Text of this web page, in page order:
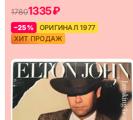
17801335 ₽
–25%
ОРИГИНАЛ 1977
ХИТ ПРОДАЖ